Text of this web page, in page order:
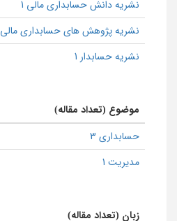
نشریه دانش حسابداری مالی 1
نشریه پژوهش های حسابداری مالی 1
نشریه حسابدار 1
موضوع (تعداد مقاله)
حسابداری 3
مدیریت 1
زبان (تعداد مقاله)